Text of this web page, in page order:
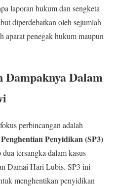
laporan hukum dan sengketa
diperdebatkan oleh sejumlah
aparat penegak hukum maupun
Dampaknya Dalam
perbincangan adalah
Penyidikan (SP3)
tersangka dalam kasus
Damai Hari Lubis. SP3 ini
menghentikan penyidikan